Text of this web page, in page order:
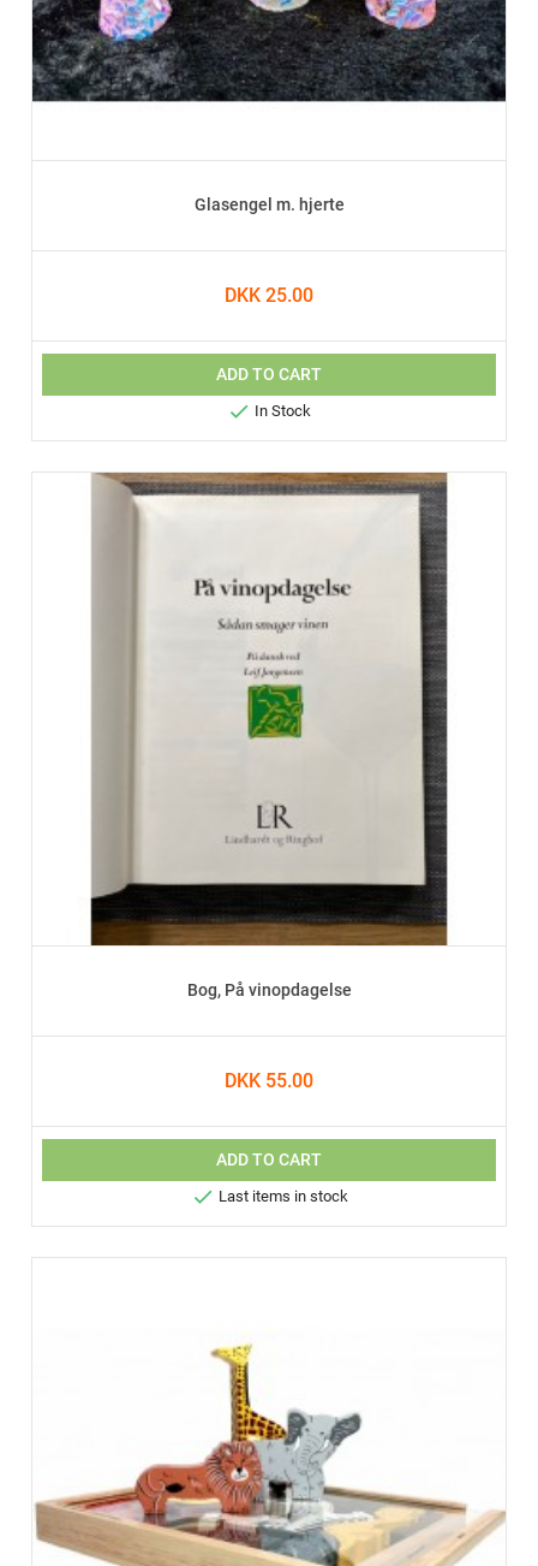
Glasengel m. hjerte
DKK 25.00
ADD TO CART
 In Stock
Bog, På vinopdagelse
DKK 55.00
ADD TO CART
 Last items in stock